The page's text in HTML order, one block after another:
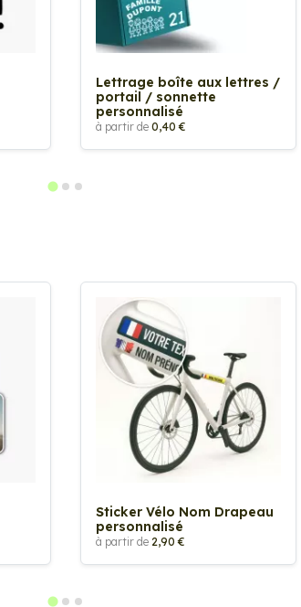
Lettrage boîte aux lettres /
portail / sonnette
personnalisé
à partir de 0,40 €
Sticker Vélo Nom Drapeau
personnalisé
à partir de 2,90 €